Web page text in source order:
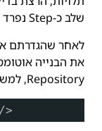
שלב כ-Step נפרד בתצורת הבנייה של TeamCity.
לאחר שהגדרתם
את הבנייה
Repository, למשל:
/>